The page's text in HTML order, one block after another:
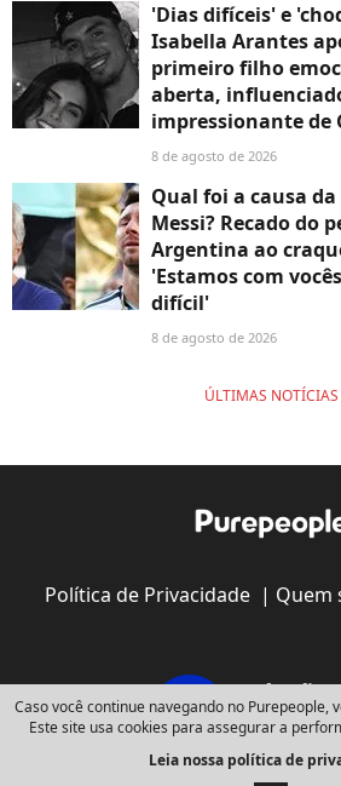
'Dias difíceis' e
Isabella Arantes
primeiro filho
aberta,
impressionante de
8 de agosto de 2026
Qual foi a causa
Messi? Recado do
Argentina ao
'Estamos com
difícil'
8 de agosto de 2026
ÚLTIMAS NOTÍCIAS
Política de Privacidade| Quem
Copyright © 2008 -
Caso você continue navegando no Purepeople,
Este site usa cookies para assegurar a
Leia nossa política de